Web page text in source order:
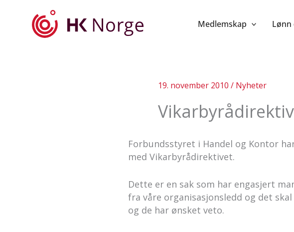
Medlemskap
19. november 2010 / Nyheter
Forbundsstyret i Handel og Kontor
med Vikarbyrådirektivet.
Dette er en sak som har engasjert
fra våre organisasjonsledd og det
og de har ønsket veto.